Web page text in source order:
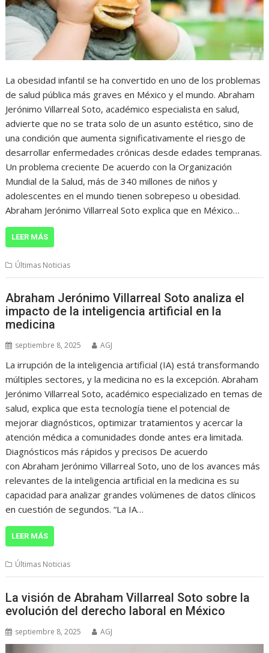
La obesidad infantil se ha convertido en uno de los problemas
de salud pública más graves en México y el mundo. Abraham
Jerónimo Villarreal Soto, académico especialista en salud,
advierte que no se trata solo de un asunto estético, sino de
una condición que aumenta significativamente el riesgo de
desarrollar enfermedades crónicas desde edades tempranas.
Un problema creciente De acuerdo con la Organización
Mundial de la Salud, más de 340 millones de niños y
adolescentes en el mundo tienen sobrepeso u obesidad.
Abraham Jerónimo Villarreal Soto explica que en México…
LEER MÁS
Últimas Noticias
Abraham Jerónimo Villarreal Soto analiza el
impacto de la inteligencia artificial en la
medicina
septiembre 8, 2025 AGJ
La irrupción de la inteligencia artificial (IA) está transformando
múltiples sectores, y la medicina no es la excepción. Abraham
Jerónimo Villarreal Soto, académico especializado en temas de
salud, explica que esta tecnología tiene el potencial de
mejorar diagnósticos, optimizar tratamientos y acercar la
atención médica a comunidades donde antes era limitada.
Diagnósticos más rápidos y precisos De acuerdo
con Abraham Jerónimo Villarreal Soto, uno de los avances más
relevantes de la inteligencia artificial en la medicina es su
capacidad para analizar grandes volúmenes de datos clínicos
en cuestión de segundos. “La IA…
LEER MÁS
Últimas Noticias
La visión de Abraham Villarreal Soto sobre la
evolución del derecho laboral en México
septiembre 8, 2025 AGJ